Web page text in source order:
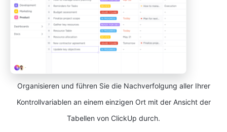
Organisieren und führen Sie die Nachverfolgung aller Ihrer
Kontrollvariablen an einem einzigen Ort mit der Ansicht der
Tabellen von ClickUp durch.